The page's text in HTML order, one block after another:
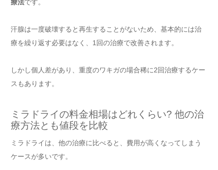
療法です。
汗腺は一度破壊すると再生することがないため、基本的には治
療を繰り返す必要はなく、1回の治療で改善されます。
しかし個人差があり、重度のワキガの場合稀に2回治療するケー
スもあります。
ミラドライの料金相場はどれくらい? 他の治
療方法とも値段を比較
ミラドライは、他の治療に比べると、費用が高くなってしまう
ケースが多いです。